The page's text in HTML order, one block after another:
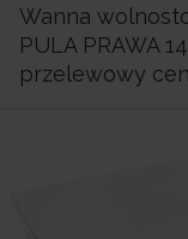
Wanna
PULA PRAWA
przelewowy